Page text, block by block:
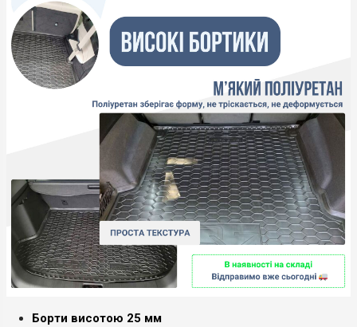
Борти висотою 25 мм